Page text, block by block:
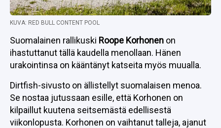
KUVA: RED BULL CONTENT POOL
Suomalainen rallikuski Roope Korhonen on
ihastuttanut tällä kaudella menollaan. Hänen
urakointinsa on kääntänyt katseita myös muualla.
Dirtfish-sivusto on ällistellyt suomalaisen menoa.
Se nostaa jutussaan esille, että Korhonen on
kilpaillut kuutena seitsemästä edellisestä
viikonlopusta. Korhonen on vaihtanut talleja, ajanut